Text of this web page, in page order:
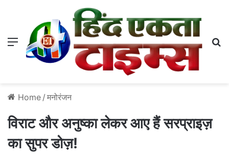
Menu
Home / मनोरंजन
विराट और अनुष्का लेकर आए हैं सरप्राइज़
का सुपर डोज़!